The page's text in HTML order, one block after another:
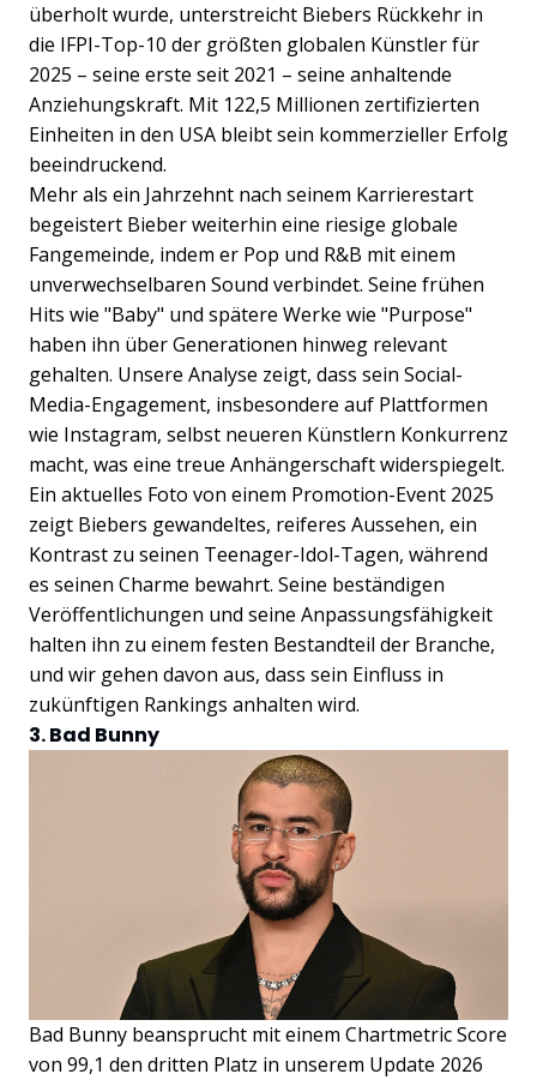
überholt wurde, unterstreicht Biebers Rückkehr in
die IFPI-Top-10 der größten globalen Künstler für
2025 – seine erste seit 2021 – seine anhaltende
Anziehungskraft. Mit 122,5 Millionen zertifizierten
Einheiten in den USA bleibt sein kommerzieller Erfolg
beeindruckend.
Mehr als ein Jahrzehnt nach seinem Karrierestart
begeistert Bieber weiterhin eine riesige globale
Fangemeinde, indem er Pop und R&B mit einem
unverwechselbaren Sound verbindet. Seine frühen
Hits wie "Baby" und spätere Werke wie "Purpose"
haben ihn über Generationen hinweg relevant
gehalten. Unsere Analyse zeigt, dass sein Social-
Media-Engagement, insbesondere auf Plattformen
wie Instagram, selbst neueren Künstlern Konkurrenz
macht, was eine treue Anhängerschaft widerspiegelt.
Ein aktuelles Foto von einem Promotion-Event 2025
zeigt Biebers gewandeltes, reiferes Aussehen, ein
Kontrast zu seinen Teenager-Idol-Tagen, während
es seinen Charme bewahrt. Seine beständigen
Veröffentlichungen und seine Anpassungsfähigkeit
halten ihn zu einem festen Bestandteil der Branche,
und wir gehen davon aus, dass sein Einfluss in
zukünftigen Rankings anhalten wird.
3. Bad Bunny
Bad Bunny beansprucht mit einem Chartmetric Score
von 99,1 den dritten Platz in unserem Update 2026